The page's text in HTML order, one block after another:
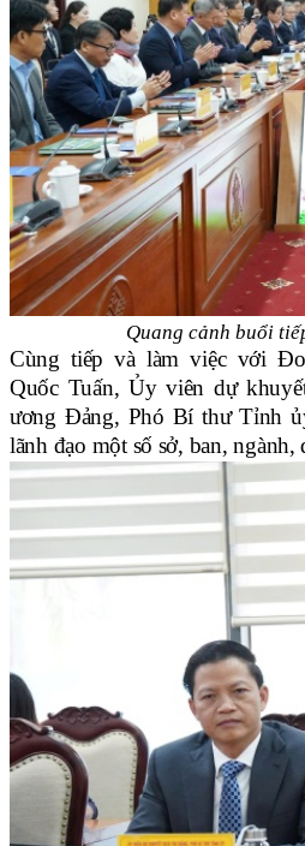
Quang cảnh buổi
Cùng tiếp và làm việc với
Quốc Tuấn, Ủy viên dự
ương Đảng, Phó Bí thư Tỉnh
lãnh đạo một số sở, ban,